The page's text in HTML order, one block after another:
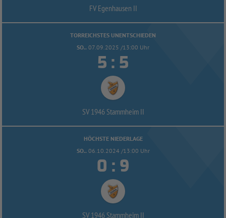
FV Egenhausen II
TORREICHSTES UNENTSCHIEDEN
SO.. 07.09.2025 /13:00 Uhr
 : 
SV 1946 Stammheim II
HÖCHSTE NIEDERLAGE
SO.. 06.10.2024 /13:00 Uhr
 : 
SV 1946 Stammheim II